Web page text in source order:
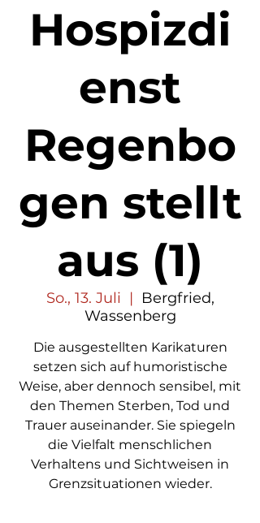
Hospizdi
enst
Regenbo
gen stellt
aus (1)
So., 13. Juli
  |
Bergfried,
Wassenberg
Die ausgestellten Karikaturen
setzen sich auf humoristische
Weise, aber dennoch sensibel, mit
den Themen Sterben, Tod und
Trauer auseinander. Sie spiegeln
die Vielfalt menschlichen
Verhaltens und Sichtweisen in
Grenzsituationen wieder.